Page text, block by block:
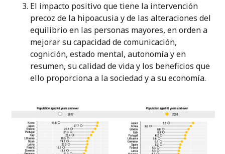
El impacto positivo que tiene la intervención
precoz de la hipoacusia y de las alteraciones del
equilibrio en las personas mayores, en orden a
mejorar su capacidad de comunicación,
cognición, estado mental, autonomía y en
resumen, su calidad de vida y los beneficios que
ello proporciona a la sociedad y a su economía.